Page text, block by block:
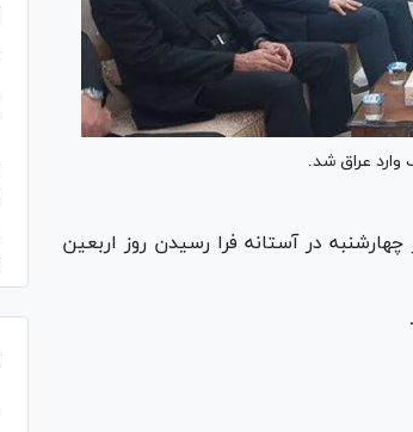
وارد عراق شد.
در آستانه فرا رسیدن روز اربعین